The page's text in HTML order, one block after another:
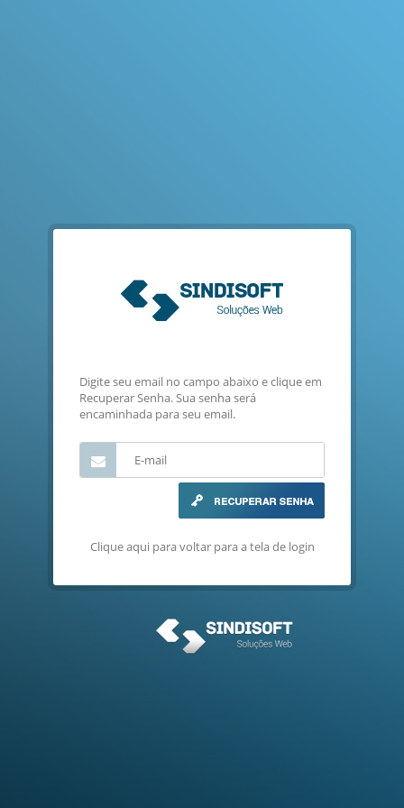
Digite seu email no campo abaixo e clique em
Recuperar Senha. Sua senha será
encaminhada para seu email.
Clique aqui para voltar para a tela de login